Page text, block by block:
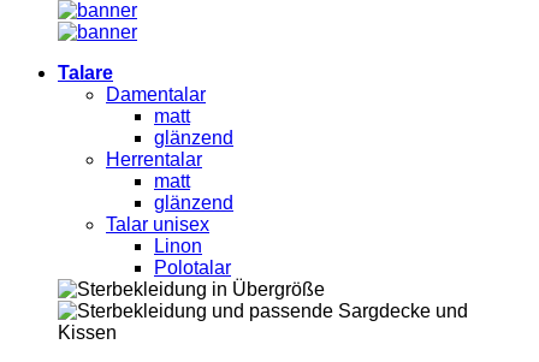
Talare
Damentalar
matt
glänzend
Herrentalar
matt
glänzend
Talar unisex
Linon
Polotalar